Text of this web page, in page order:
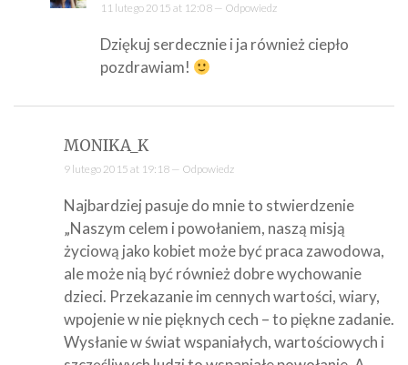
11 lutego 2015 at 12:08 — Odpowiedz
Dziękuj serdecznie i ja również ciepło
pozdrawiam!
MONIKA_K
9 lutego 2015 at 19:18 — Odpowiedz
Najbardziej pasuje do mnie to stwierdzenie
„Naszym celem i powołaniem, naszą misją
życiową jako kobiet może być praca zawodowa,
ale może nią być również dobre wychowanie
dzieci. Przekazanie im cennych wartości, wiary,
wpojenie w nie pięknych cech – to piękne zadanie.
Wysłanie w świat wspaniałych, wartościowych i